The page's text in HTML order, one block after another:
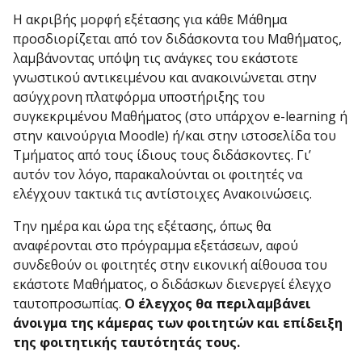
Η ακριβής μορφή εξέτασης για κάθε Μάθημα
προσδιορίζεται από τον διδάσκοντα του Μαθήματος,
λαμβάνοντας υπόψη τις ανάγκες του εκάστοτε
γνωστικού αντικειμένου και ανακοινώνεται στην
ασύγχρονη πλατφόρμα υποστήριξης του
συγκεκριμένου Μαθήματος (στο υπάρχον e-learning ή
στην καινούργια Moodle) ή/και στην ιστοσελίδα του
Τμήματος από τους ίδιους τους διδάσκοντες. Γι’
αυτόν τον λόγο, παρακαλούνται οι φοιτητές να
ελέγχουν τακτικά τις αντίστοιχες Ανακοινώσεις.
Την ημέρα και ώρα της εξέτασης, όπως θα
αναφέρονται στο πρόγραμμα εξετάσεων, αφού
συνδεθούν οι φοιτητές στην εικονική αίθουσα του
εκάστοτε Μαθήματος, ο διδάσκων διενεργεί έλεγχο
ταυτοπροσωπίας. Ο έλεγχος θα περιλαμβάνει
άνοιγμα της κάμερας των φοιτητών και επίδειξη
της φοιτητικής ταυτότητάς τους.